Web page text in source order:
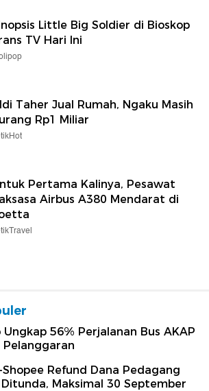
Little Big Soldier di Bioskop
TV Hari Ini
Taher Jual Rumah, Ngaku Masih
Rp1 Miliar
Pertama Kalinya, Pesawat
Airbus A380 Mendarat di
Ungkap 56% Perjalanan Bus AKAP
Pelanggaran
Refund Dana Pedagang
Ditunda, Maksimal 30 September